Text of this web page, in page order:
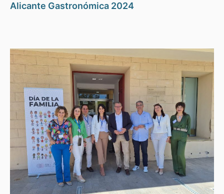
Alicante Gastronómica 2024